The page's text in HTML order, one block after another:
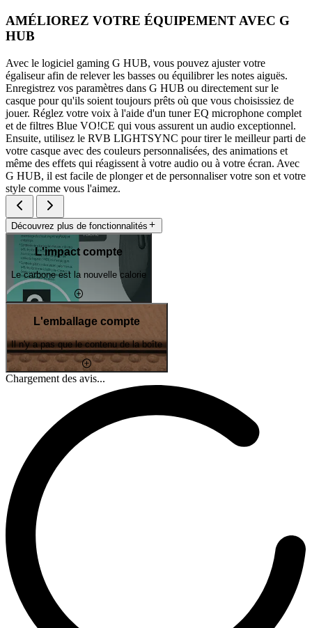
AMÉLIOREZ VOTRE ÉQUIPEMENT AVEC G
HUB
Avec le logiciel gaming G HUB, vous pouvez ajuster votre
égaliseur afin de relever les basses ou équilibrer les notes aiguës.
Enregistrez vos paramètres dans G HUB ou directement sur le
casque pour qu'ils soient toujours prêts où que vous choisissiez de
jouer. Réglez votre voix à l'aide d'un tuner EQ microphone complet
et de filtres Blue VO!CE qui vous assurent un audio exceptionnel.
Ensuite, utilisez le RVB LIGHTSYNC pour tirer le meilleur parti de
votre casque avec des couleurs personnalisées, des animations et
même des effets qui réagissent à votre audio ou à votre écran. Avec
G HUB, il est facile de plonger et de personnaliser votre son et votre
style comme vous l'aimez.
Découvrez plus de fonctionnalités
L'impact compte
Le carbone est la nouvelle calorie
L'emballage compte
Il n'y a pas que le contenu de la boîte
Chargement des avis...